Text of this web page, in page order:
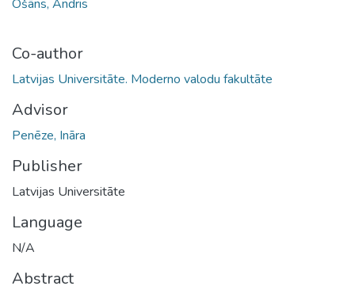
Ošāns, Andris
Co-author
Latvijas Universitāte. Moderno valodu fakultāte
Advisor
Penēze, Ināra
Publisher
Latvijas Universitāte
Language
N/A
Abstract